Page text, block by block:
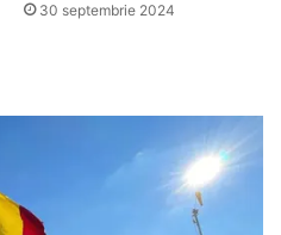
30 septembrie 2024